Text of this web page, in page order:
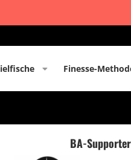
Finesse-
BA-Supporter